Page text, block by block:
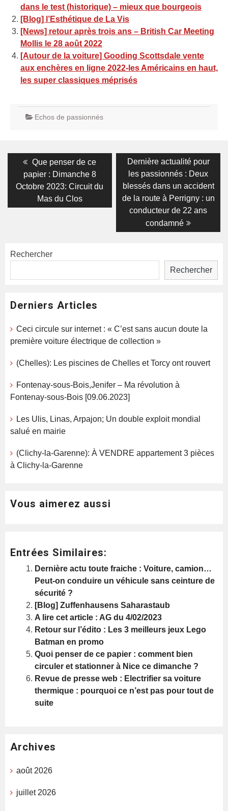
dans le test (historique) – mieux que bourgeois
[Blog] l’Esthétique de La Vis
[News] retour après trois ans – British Car Meeting
Mollis le 28 août 2022
[Autour de la voiture] Gooding Scottsdale vente
aux enchères en ligne 2022-les Américains en haut,
les super classiques méprisés
Echos de passionnés
Navigation
l’article
Previous
post:
Que penser de ce
papier : Dimanche 8
Octobre 2023: Circuit du
Mas du Clos
Next
post:
Dernière actualité pour
les passionnés : Deux
blessés dans un accident
de la route à Perrigny : un
conducteur de 22 ans
condamné
Rechercher
Rechercher
Derniers Articles
Ceci circule sur internet : « C’est sans aucun doute la
première voiture électrique de collection »
(Chelles): Les piscines de Chelles et Torcy ont rouvert
Fontenay-sous-Bois,Jenifer – Ma révolution à
Fontenay-sous-Bois [09.06.2023]
Les Ulis, Linas, Arpajon; Un double exploit mondial
salué en mairie
(Clichy-la-Garenne): À VENDRE appartement 3 pièces
à Clichy-la-Garenne
Vous aimerez aussi
Entrées Similaires:
Dernière actu toute fraiche : Voiture, camion…
Peut-on conduire un véhicule sans ceinture de
sécurité ?
[Blog] Zuffenhausens Saharastaub
A lire cet article : AG du 4/02/2023
Retour sur l’édito : Les 3 meilleurs jeux Lego
Batman en promo
Quoi penser de ce papier : comment bien
circuler et stationner à Nice ce dimanche ?
Revue de presse web : Electrifier sa voiture
thermique : pourquoi ce n’est pas pour tout de
suite
Archives
août 2026
juillet 2026